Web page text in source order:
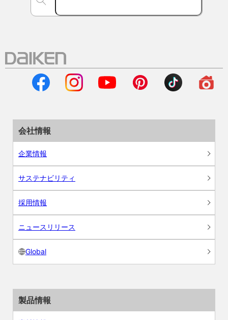
会社情報
企業情報
サステナビリティ
採用情報
ニュースリリース
Global
製品情報